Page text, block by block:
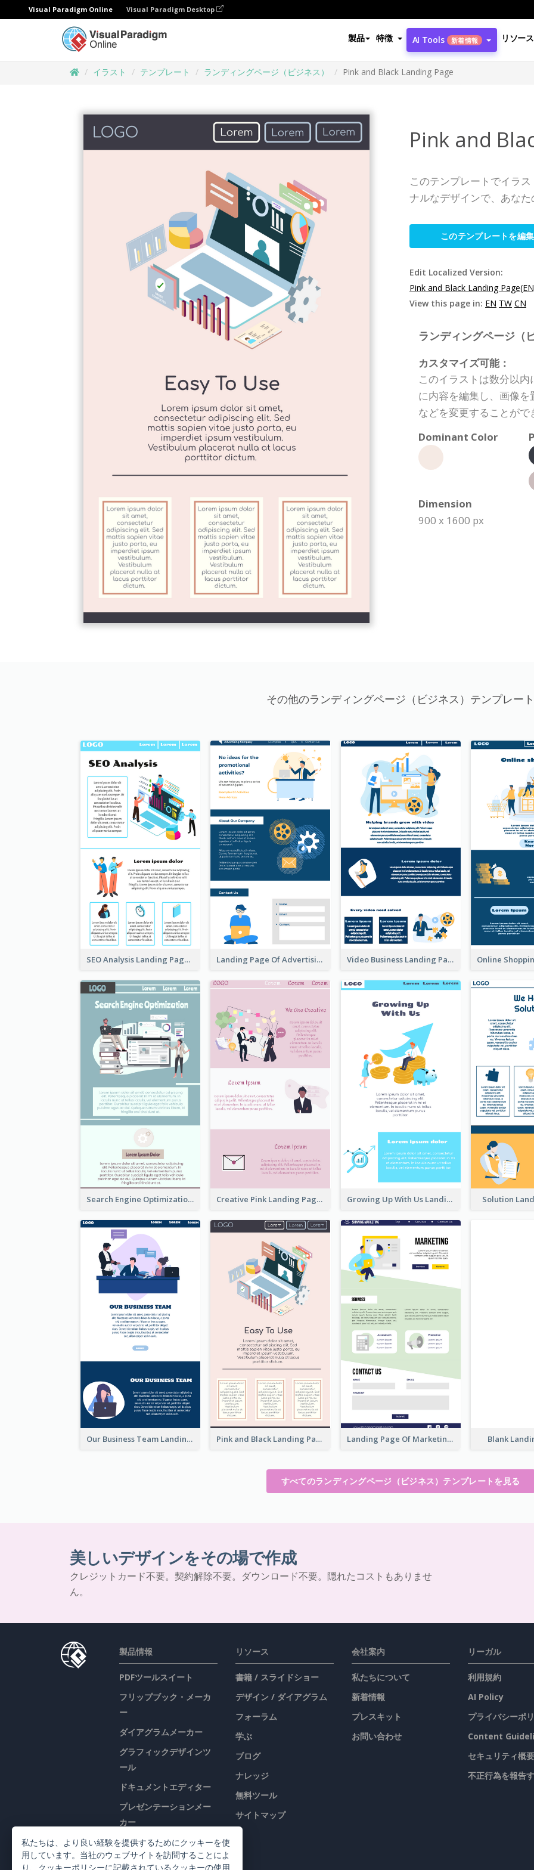
Visual Paradigm Online Visual Paradigm Desktop
製品 特徴 AI Tools 新着情報 リソース
イラスト テンプレート ランディングページ（ビジネス） Pink and Black Landing Page
Pink and
このテンプレートでイラ
ナルなデザインで、あな
このテンプレートを編
Edit Localized Version:
Pink and Black Landing
View this page in: EN TW CN
ランディングページ
カスタマイズ可能：
このイラストは数分以
に内容を編集し、画像
などを変更することがで
Dominant Color
Dimension
900 x 1600 px
その他のランディングページ（ビジネス）テンプレート
SEO Analysis Landing Page Landing Page Of Advertising Company Video Business Landing Page
Search Engine Optimization Blue Landing Page Creative Pink Landing Page Growing Up With Us Landing Page Solution
Our Business Team Landing Page Pink and Black Landing Page Landing Page Of Marketing Company Blank
すべてのランディングページ（ビジネス）テンプレートを見る
美しいデザインをその場で作成
クレジットカード不要。契約解除不要。ダウンロード不要。隠れたコストもありませ
ん。
製品情報
PDFツールスイート
フリップブック・メーカ
ー
ダイアグラムメーカー
グラフィックデザインツ
ール
ドキュメントエディター
プレゼンテーションメー
カー
表計算エディター
価格
リソース
書籍 / スライドショー
デザイン / ダイアグラム
フォーラム
学ぶ
ブログ
ナレッジ
無料ツール
サイトマップ
会社案内
私たちについて
新着情報
プレスキット
お問い合わせ
リーガル
利用規約
AI Policy
プライバシーポ
Content
セキュリティ概要
不正行為を報告
私たちは、より良い経験を提供するためにクッキーを使
用しています。当社のウェブサイトを訪問することによ
り、 クッキーポリシーに記載されているクッキーの使用